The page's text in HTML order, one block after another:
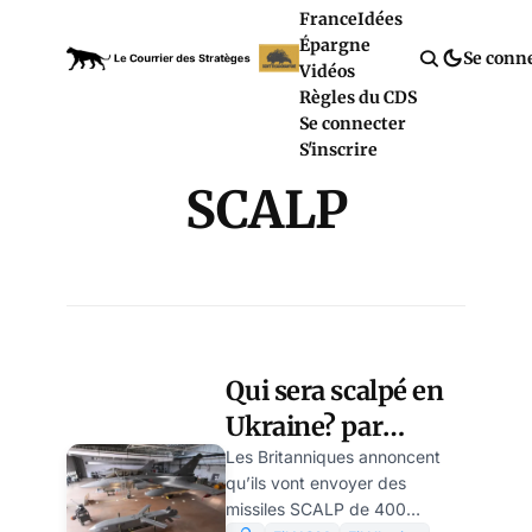
FranceIdées
Épargne
Vidéos
Règles du CDS
Se connecter
S'inscrire
Se
SCALP
Qui sera scalpé en
Ukraine? par
Alexandre N
(petite philosophie
Les Britanniques annoncent
qu’ils vont envoyer des
missiles SCALP de 400